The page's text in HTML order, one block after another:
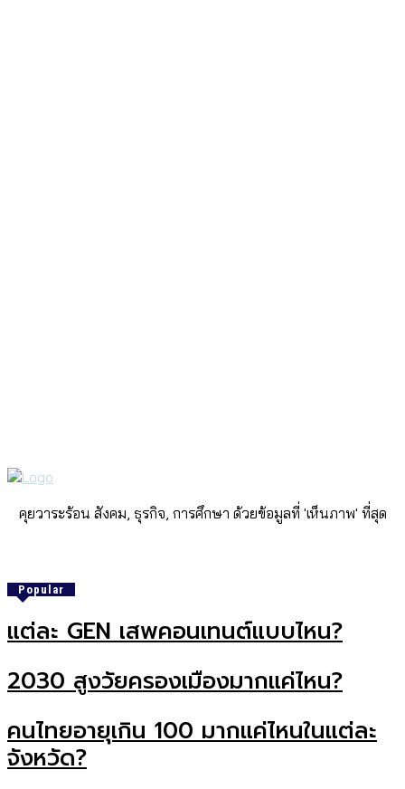
คุยวาระร้อน สังคม, ธุรกิจ, การศึกษา ด้วยข้อมูลที่ 'เห็นภาพ' ที่สุด
Popular
แต่ละ GEN เสพคอนเทนต์แบบไหน?
2030 สูงวัยครองเมืองมากแค่ไหน?
คนไทยอายุเกิน 100 มากแค่ไหนในแต่ละ
จังหวัด?